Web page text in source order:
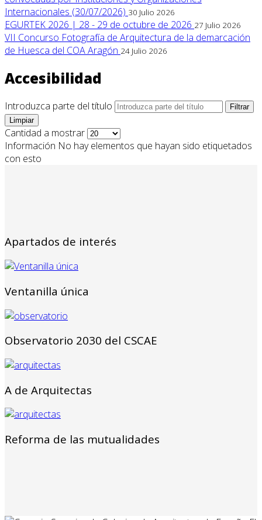
Internacionales (30/07/2026) 30 Julio 2026
EGURTEK 2026 | 28 - 29 de octubre de 2026 27 Julio 2026
VII Concurso Fotografía de Arquitectura de la demarcación
de Huesca del COA Aragón 24 Julio 2026
Accesibilidad
Introduzca parte del título
Filtrar
Limpiar
Cantidad a mostrar
Información No hay elementos que hayan sido etiquetados
con esto
Apartados de interés
Ventanilla única
Observatorio 2030 del CSCAE
A de Arquitectas
Reforma de las mutualidades